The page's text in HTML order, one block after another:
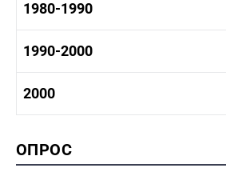
1960-1970 культура
1970-1980 история
1970-1980 культура
1970 - 1980 быт
1980-1990
1980 -1990 история
1980-1990 культура
1990-2000
1990-2000 культура
2000
2000 промышленность
2000 культура
ОПРОС